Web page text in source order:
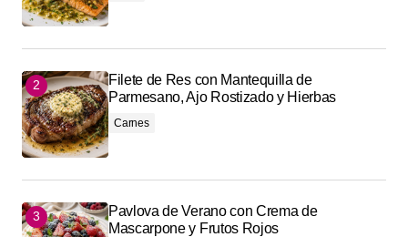
Filete de Res con Mantequilla de
Parmesano, Ajo Rostizado y Hierbas
Carnes
Pavlova de Verano con Crema de
Mascarpone y Frutos Rojos